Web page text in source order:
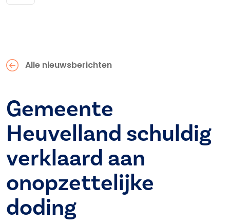
Alle nieuwsberichten
Gemeente
Heuvelland schuldig
verklaard aan
onopzettelijke
doding